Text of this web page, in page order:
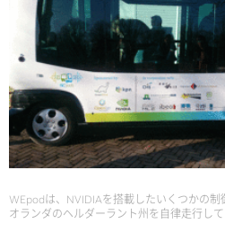
WEpodは、NVIDIAを搭載したいくつかの制
オランダのヘルダーラント州を自律走行して